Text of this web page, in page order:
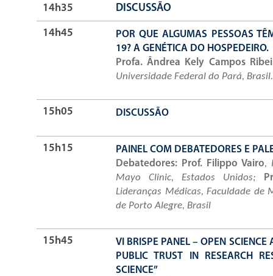
14h35 DISCUSSÃO
14h45
POR QUE ALGUMAS PESSOAS
19? A GENÉTICA DO HOSPEDEIRO.
Profa. Ândrea Kely Campos
Universidade Federal do Pará,
15h05 DISCUSSÃO
15h15
PAINEL COM DEBATEDORES E
Debatedores: Prof. Filippo Vairo,
Mayo Clinic, Estados Unidos;
Lideranças Médicas, Faculdade de
de Porto Alegre, Brasil
15h45
VI BRISPE PANEL – OPEN SCIENCE
PUBLIC TRUST IN RESEARCH
SCIENCE”